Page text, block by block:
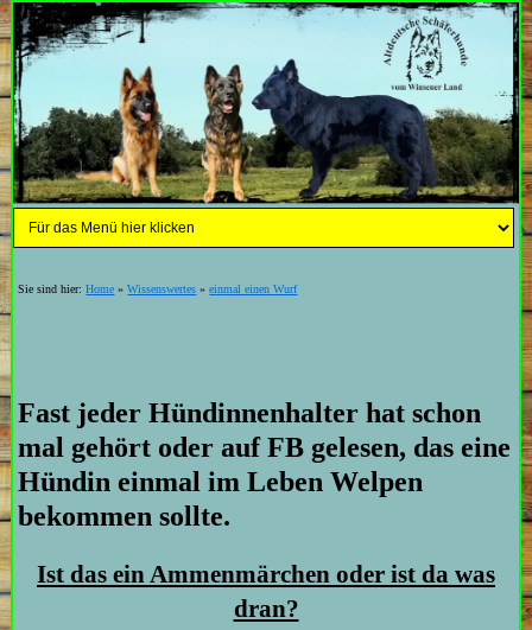
Sie sind hier:Home »Wissenswertes »einmal einen Wurf
Fast jeder Hündinnenhalter hat schon
mal gehört oder auf FB gelesen, das eine
Hündin einmal im Leben Welpen
bekommen sollte.
Ist das ein Ammenmärchen oder ist da was
dran?